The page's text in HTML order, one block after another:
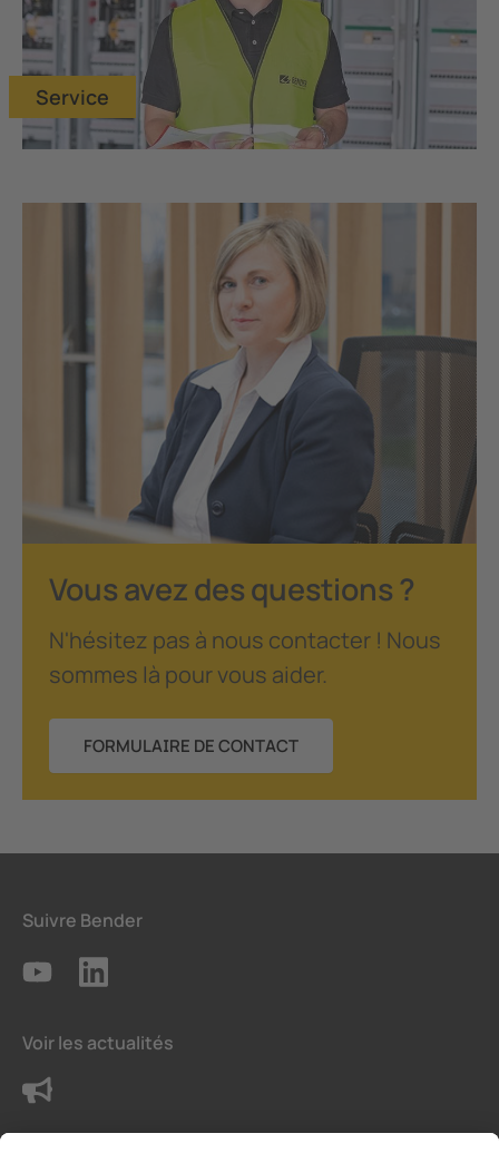
Service
Vous avez des questions ?
N'hésitez pas à nous contacter ! Nous
sommes là pour vous aider.
FORMULAIRE DE CONTACT
Suivre Bender
Voir les actualités